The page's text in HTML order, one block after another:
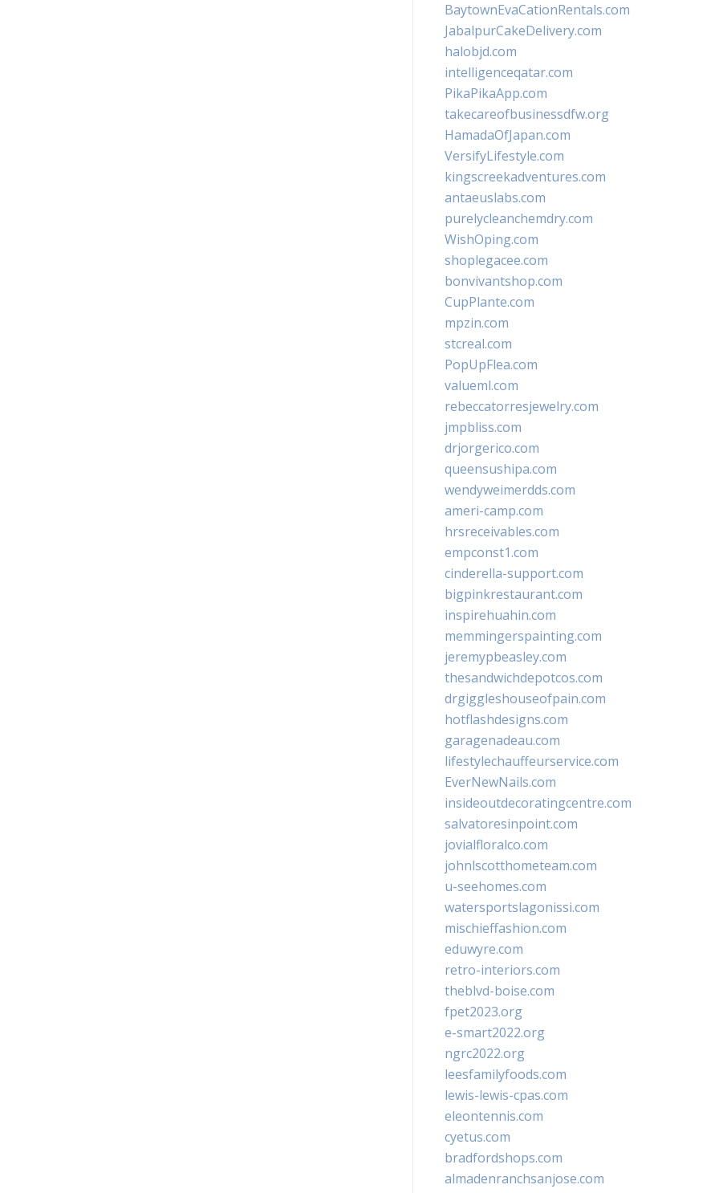
BaytownEvaCationRentals.com
JabalpurCakeDelivery.com
halobjd.com
intelligenceqatar.com
PikaPikaApp.com
takecareofbusinessdfw.org
HamadaOfJapan.com
VersifyLifestyle.com
kingscreekadventures.com
antaeuslabs.com
purelycleanchemdry.com
WishOping.com
shoplegacee.com
bonvivantshop.com
CupPlante.com
mpzin.com
stcreal.com
PopUpFlea.com
valueml.com
rebeccatorresjewelry.com
jmpbliss.com
drjorgerico.com
queensushipa.com
wendyweimerdds.com
ameri-camp.com
hrsreceivables.com
empconst1.com
cinderella-support.com
bigpinkrestaurant.com
inspirehuahin.com
memmingerspainting.com
jeremypbeasley.com
thesandwichdepotcos.com
drgiggleshouseofpain.com
hotflashdesigns.com
garagenadeau.com
lifestylechauffeurservice.com
EverNewNails.com
insideoutdecoratingcentre.com
salvatoresinpoint.com
jovialfloralco.com
johnlscotthometeam.com
u-seehomes.com
watersportslagonissi.com
mischieffashion.com
eduwyre.com
retro-interiors.com
theblvd-boise.com
fpet2023.org
e-smart2022.org
ngrc2022.org
leesfamilyfoods.com
lewis-lewis-cpas.com
eleontennis.com
cyetus.com
bradfordshops.com
almadenranchsanjose.com